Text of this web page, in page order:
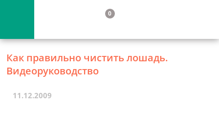
0
Как правильно чистить лошадь.
Видеоруководство
11.12.2009